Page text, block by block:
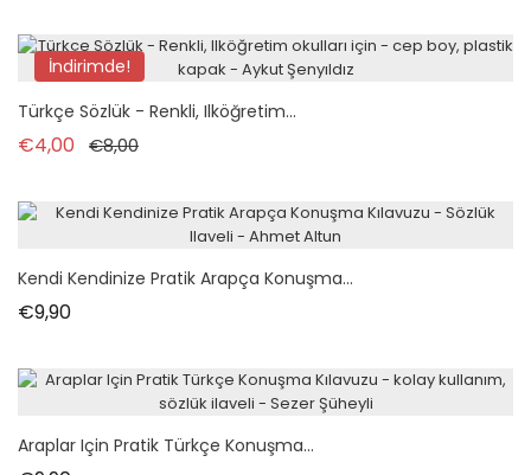
İndirimde!
Türkçe Sözlük - Renkli, Ilköğretim...
€4,00 Normal fiyat
€8,00Fiyat
Kendi Kendinize Pratik Arapça Konuşma...
€9,90Fiyat
Araplar Için Pratik Türkçe Konuşma...